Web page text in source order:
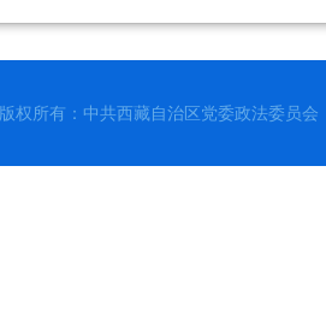
版权所有：中共西藏自治区党委政法委员